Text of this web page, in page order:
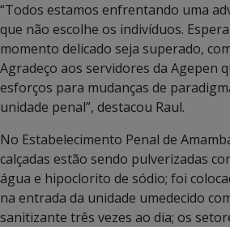
“Todos estamos enfrentando uma
que não escolhe os indivíduos.
momento delicado seja superado,
Agradeço aos servidores da Agepen
esforços para mudanças de
unidade penal”, destacou Raul.
No Estabelecimento Penal de
calçadas estão sendo pulverizadas
água e hipoclorito de sódio; foi
na entrada da unidade umedecido
sanitizante três vezes ao dia; os